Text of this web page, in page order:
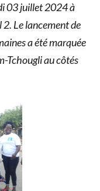
03 juillet 2024 à
Le lancement de
a été marquée
Tchougli au côtés